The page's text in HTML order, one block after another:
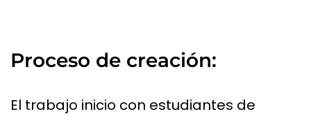
Proceso de creación:
El trabajo inicio con estudiantes de